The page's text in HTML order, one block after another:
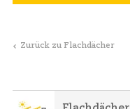
Zurück zu Flachdächer